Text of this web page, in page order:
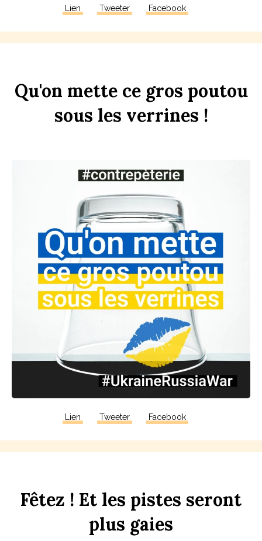
Lien Tweeter Facebook
Qu'on mette ce gros poutou
sous les verrines !
Lien Tweeter Facebook
Fêtez ! Et les pistes seront
plus gaies